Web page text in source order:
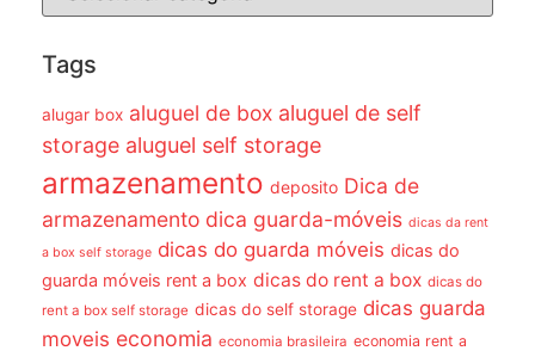
Tags
alugar box aluguel de box aluguel de self
storage aluguel self storage
armazenamento deposito Dica de
armazenamento dica guarda-móveis dicas da rent
a box self storage dicas do guarda móveis dicas do
guarda móveis rent a box dicas do rent a box dicas do
rent a box self storage dicas do self storage dicas guarda
moveis economia economia brasileira economia rent a